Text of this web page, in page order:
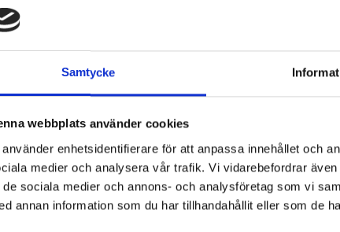
Samtycke
webbplats använder cookies
använder enhetsidentifierare för att anpassa innehållet och
medier och analysera vår trafik. Vi vidarebefordrar
de sociala medier och annons- och analysföretag som vi
annan information som du har tillhandahållit eller som de
Bülow är mannen bakom kvalitetsmärket Lakrids by
om att skapa och bygga någonting utöver det
Den skandinaviska favoriten i godishyllan som i
Med brinnande intresse studerade han hantverket
första föregångare till vad som idag anses vara en
inom lakrits.
LAKRIDS BY BÜLOW